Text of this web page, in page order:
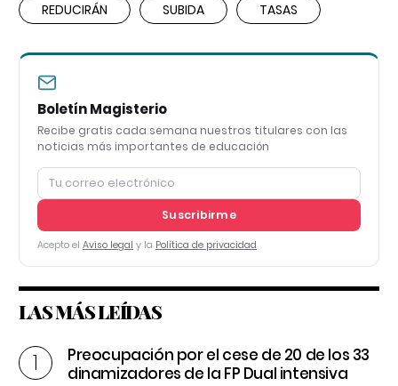
REDUCIRÁN SUBIDA TASAS
Boletín Magisterio
Recibe gratis cada semana nuestros titulares con las
noticias más importantes de educación
Suscribirme
Acepto el Aviso legal y la Política de privacidad
LAS MÁS LEÍDAS
Preocupación por el cese de 20 de los 33
dinamizadores de la FP Dual intensiva